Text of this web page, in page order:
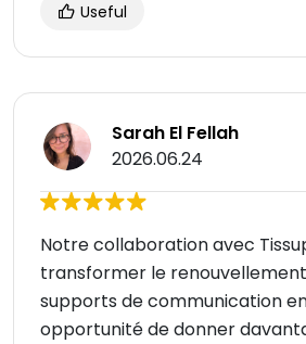
Useful
Sarah El Fellah
2026.06.24
Notre collaboration avec
transformer le
supports de communication
opportunité de donner